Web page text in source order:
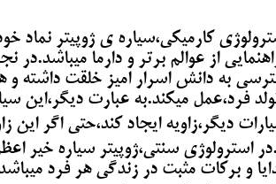
کارمیکی،سیاره ی ژوپیتر نماد
از عوالم برتر و دارما
به دانش اسرار امیز خلقت داشته و
فرد،عمل میکند.به عبارت دیگر،این
دیگر،زاویه ایجاد کند،حتی اگر
و برکات مثبت در زندگی هر فرد